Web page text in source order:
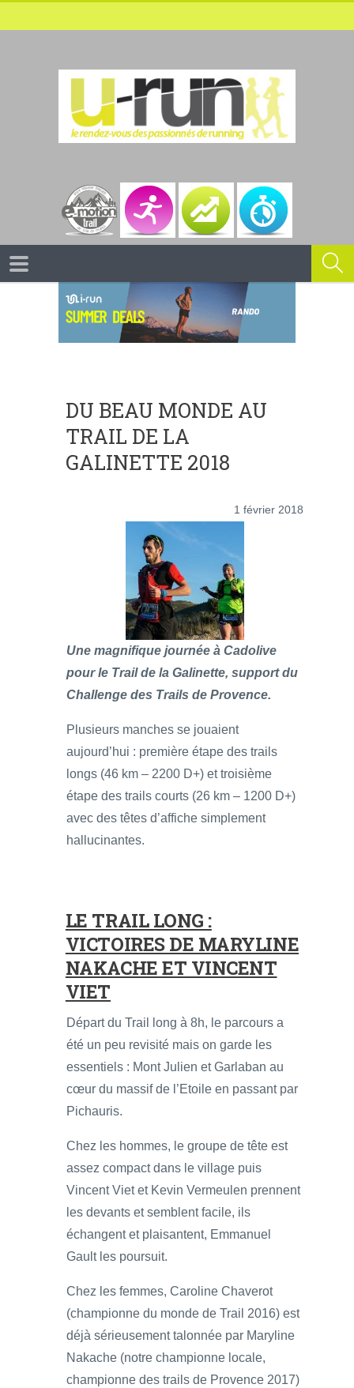
DU BEAU MONDE AU
TRAIL DE LA
GALINETTE 2018
1 février 2018
Une magnifique journée à Cadolive
pour le Trail de la Galinette, support du
Challenge des Trails de Provence.
Plusieurs manches se jouaient
aujourd’hui : première étape des trails
longs (46 km – 2200 D+) et troisième
étape des trails courts (26 km – 1200 D+)
avec des têtes d’affiche simplement
hallucinantes.
LE TRAIL LONG :
VICTOIRES DE MARYLINE
NAKACHE ET VINCENT
VIET
Départ du Trail long à 8h, le parcours a
été un peu revisité mais on garde les
essentiels : Mont Julien et Garlaban au
cœur du massif de l’Etoile en passant par
Pichauris.
Chez les hommes, le groupe de tête est
assez compact dans le village puis
Vincent Viet et Kevin Vermeulen prennent
les devants et semblent facile, ils
échangent et plaisantent, Emmanuel
Gault les poursuit.
Chez les femmes, Caroline Chaverot
(championne du monde de Trail 2016) est
déjà sérieusement talonnée par Maryline
Nakache (notre championne locale,
championne des trails de Provence 2017)